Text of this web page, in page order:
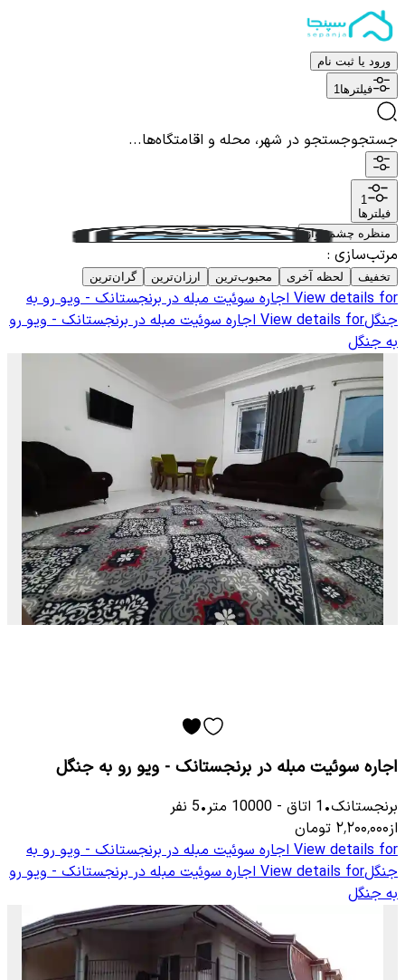
ورود یا ثبت نام
فیلترها1
جستجوجستجو در شهر، محله و اقامتگاه‌ها...
1
فیلترها
منظره چشم نواز
مرتب‌سازی :
تخفیف لحظه آخری محبوب‌ترین ارزان‌ترین گران‌ترین
View details for اجاره سوئیت مبله در برنجستانک - ویو رو به
جنگلView details for اجاره سوئیت مبله در برنجستانک - ویو رو
به جنگل
اجاره سوئیت مبله در برنجستانک - ویو رو به جنگل
برنجستانک•
1 اتاق -
10000 متر•
5 نفر
از۲٬۲۰۰٬۰۰۰ تومان
View details for اجاره سوئیت مبله در برنجستانک - ویو رو به
جنگلView details for اجاره سوئیت مبله در برنجستانک - ویو رو
به جنگل